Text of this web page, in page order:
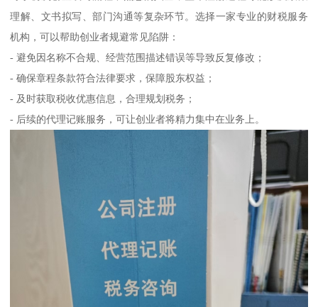
理解、文书拟写、部门沟通等复杂环节。选择一家专业的财税服务
机构，可以帮助创业者规避常见陷阱：
- 避免因名称不合规、经营范围描述错误等导致反复修改；
- 确保章程条款符合法律要求，保障股东权益；
- 及时获取税收优惠信息，合理规划税务；
- 后续的代理记账服务，可让创业者将精力集中在业务上。